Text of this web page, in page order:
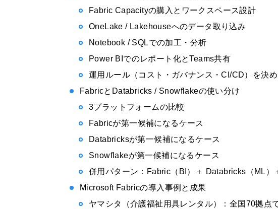
Fabric Capacityの購入とワークスペース設計
OneLake / Lakehouseへのデータ取り込み
Notebook / SQLでの加工・分析
Power BIでのレポート化とTeams共有
運用ルール（コスト・ガバナンス・CI/CD）を決め
FabricとDatabricks / Snowflakeの使い分け
3プラットフォームの比較
Fabricが第一候補になるケース
Databricksが第一候補になるケース
Snowflakeが第一候補になるケース
併用パターン：Fabric（BI）＋ Databricks（ML）
Microsoft Fabricの導入事例と成果
ヤマシタ（介護福祉用具レンタル）：全国70拠点